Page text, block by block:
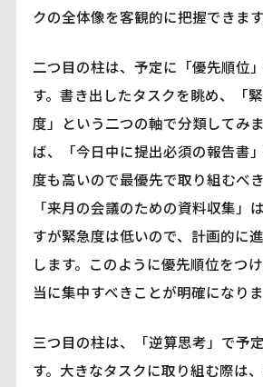
クの全体像を客観的に把握できます
二つ目の柱は、予定に「優先順位
す。書き出したタスクを眺め、「
度」という二つの軸で分類してみ
ば、「今日中に提出必須の報告書
度も高いので最優先で取り組むべき
「来月の会議のための資料収集」
すが緊急度は低いので、計画的に
します。このように優先順位をつ
当に集中すべきことが明確になりま
三つ目の柱は、「逆算思考」で予
す。大きなタスクに取り組む際は